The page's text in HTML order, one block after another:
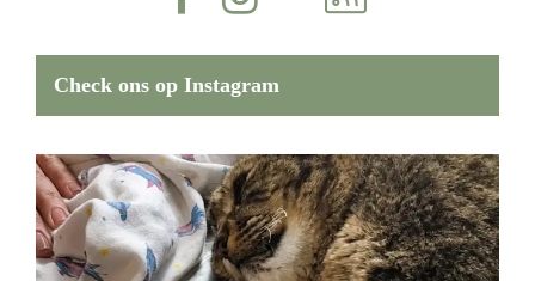
Check ons op Instagram